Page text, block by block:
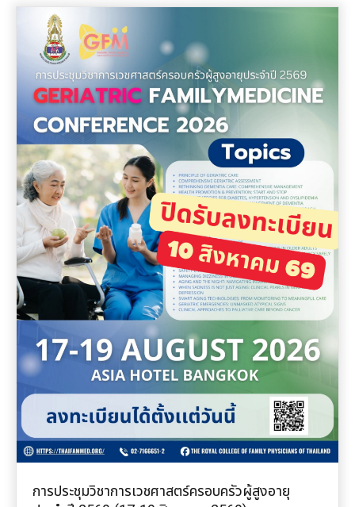
การประชุมวิชาการเวชศาสตร์ครอบครัวผู้สูงอายุ